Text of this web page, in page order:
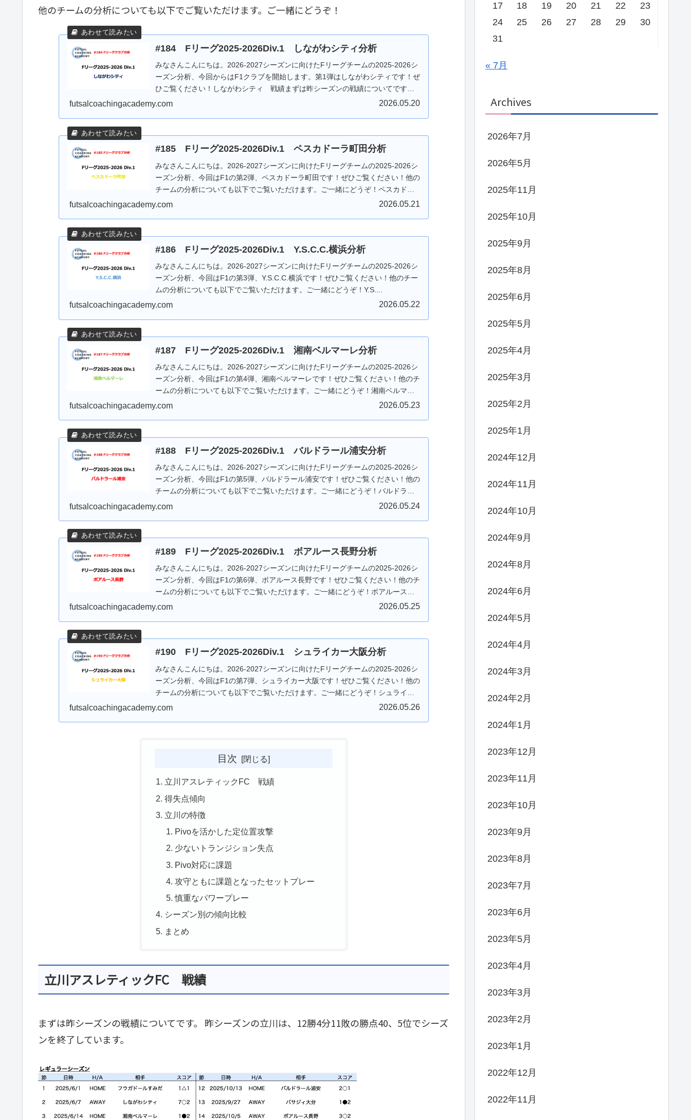
他のチームの分析についても以下でご覧いただけます。ご一緒にどうぞ！
#184 Fリーグ2025-2026Div.1 しながわシティ分析
みなさんこんにちは。2026-2027シーズンに向けたFリーグチームの2025-2026シ
ーズン分析、今回からはF1クラブを開始します。第1弾はしながわシティです！ぜ
ひご覧ください！しながわシティ 戦績まずは昨シーズンの戦績についてです。
...
futsalcoachingacademy.com 2026.05.20
#185 Fリーグ2025-2026Div.1 ペスカドーラ町田分析
みなさんこんにちは。2026-2027シーズンに向けたFリーグチームの2025-2026シ
ーズン分析、今回はF1の第2弾、ペスカドーラ町田です！ぜひご覧ください！他の
チームの分析についても以下でご覧いただけます。ご一緒にどうぞ！ペスカドー
ラ...
futsalcoachingacademy.com 2026.05.21
#186 Fリーグ2025-2026Div.1 Y.S.C.C.横浜分析
みなさんこんにちは。2026-2027シーズンに向けたFリーグチームの2025-2026シ
ーズン分析、今回はF1の第3弾、Y.S.C.C.横浜です！ぜひご覧ください！他のチー
ムの分析についても以下でご覧いただけます。ご一緒にどうぞ！Y.S....
futsalcoachingacademy.com 2026.05.22
#187 Fリーグ2025-2026Div.1 湘南ベルマーレ分析
みなさんこんにちは。2026-2027シーズンに向けたFリーグチームの2025-2026シ
ーズン分析、今回はF1の第4弾、湘南ベルマーレです！ぜひご覧ください！他のチ
ームの分析についても以下でご覧いただけます。ご一緒にどうぞ！湘南ベルマー
レ...
futsalcoachingacademy.com 2026.05.23
#188 Fリーグ2025-2026Div.1 バルドラール浦安分析
みなさんこんにちは。2026-2027シーズンに向けたFリーグチームの2025-2026シ
ーズン分析、今回はF1の第5弾、バルドラール浦安です！ぜひご覧ください！他の
チームの分析についても以下でご覧いただけます。ご一緒にどうぞ！バルドラー
ル...
futsalcoachingacademy.com 2026.05.24
#189 Fリーグ2025-2026Div.1 ボアルース長野分析
みなさんこんにちは。2026-2027シーズンに向けたFリーグチームの2025-2026シ
ーズン分析、今回はF1の第6弾、ボアルース長野です！ぜひご覧ください！他のチ
ームの分析についても以下でご覧いただけます。ご一緒にどうぞ！ボアルース長
野...
futsalcoachingacademy.com 2026.05.25
#190 Fリーグ2025-2026Div.1 シュライカー大阪分析
みなさんこんにちは。2026-2027シーズンに向けたFリーグチームの2025-2026シ
ーズン分析、今回はF1の第7弾、シュライカー大阪です！ぜひご覧ください！他の
チームの分析についても以下でご覧いただけます。ご一緒にどうぞ！シュライカ
ー...
futsalcoachingacademy.com 2026.05.26
目次
立川アスレティックFC 戦績
得失点傾向
立川の特徴
Pivoを活かした定位置攻撃
少ないトランジション失点
Pivo対応に課題
攻守ともに課題となったセットプレー
慎重なパワープレー
シーズン別の傾向比較
まとめ
立川アスレティックFC 戦績
まずは昨シーズンの戦績についてです。 昨シーズンの立川は、12勝4分11敗の勝点40、5位でシーズ
ンを終了しています。
17
18 19 20 21 22
23
24
25 26 27 28 29
30
31
« 7月
Archives
2026年7月
2026年5月
2025年11月
2025年10月
2025年9月
2025年8月
2025年6月
2025年5月
2025年4月
2025年3月
2025年2月
2025年1月
2024年12月
2024年11月
2024年10月
2024年9月
2024年8月
2024年6月
2024年5月
2024年4月
2024年3月
2024年2月
2024年1月
2023年12月
2023年11月
2023年10月
2023年9月
2023年8月
2023年7月
2023年6月
2023年5月
2023年4月
2023年3月
2023年2月
2023年1月
2022年12月
2022年11月